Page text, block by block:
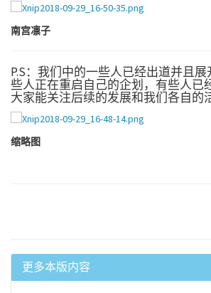
南宫凛子
P.S：我们中的一些人已经出道并且
些人正在重启自己的企划，有些人已
大家能关注后续的发展和我们各自的
缩略图
更多本版内容